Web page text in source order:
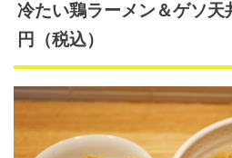
冷たい鶏ラーメン＆ゲソ
円（税込）